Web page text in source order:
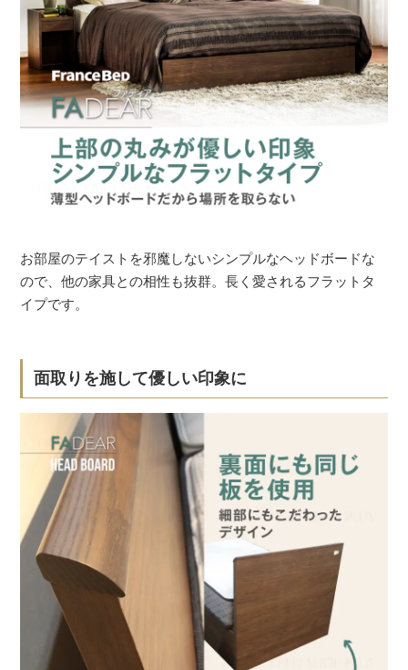
お部屋のテイストを邪魔しないシンプルなヘッドボードな
ので、他の家具との相性も抜群。長く愛されるフラットタ
イプです。
面取りを施して優しい印象に